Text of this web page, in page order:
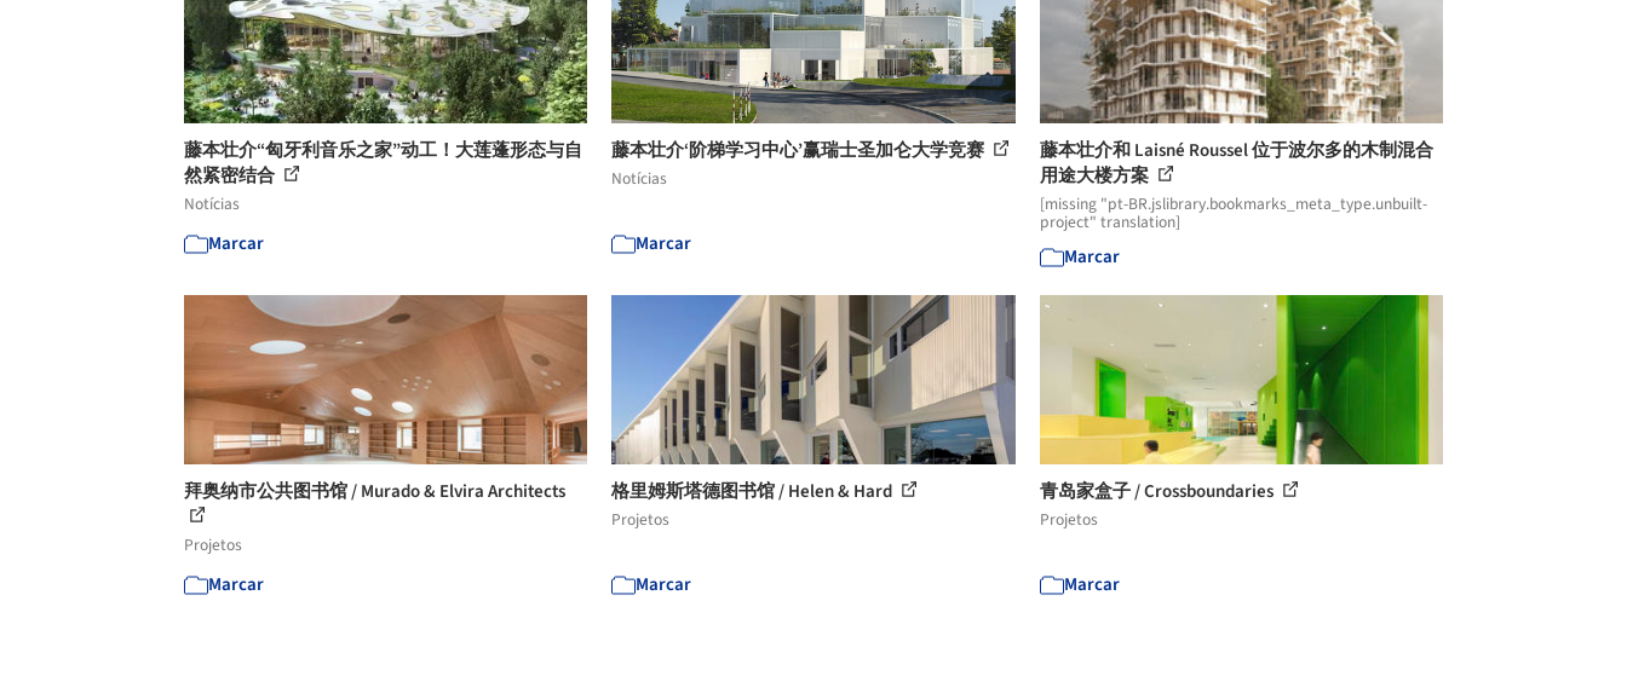
藤本壮介“匈牙利音乐之家”动工！大莲蓬形态与自
然紧密结合
Notícias
Marcar
藤本壮介‘阶梯学习中心’赢瑞士圣加仑大学竞赛
Notícias
Marcar
藤本壮介和 Laisné Roussel 位于波尔多的木制混合
用途大楼方案
[missing "pt-BR.jslibrary.bookmarks_meta_type.unbuilt-
project" translation]
Marcar
拜奥纳市公共图书馆 / Murado & Elvira Architects
Projetos
Marcar
格里姆斯塔德图书馆 / Helen & Hard
Projetos
Marcar
青岛家盒子 / Crossboundaries
Projetos
Marcar